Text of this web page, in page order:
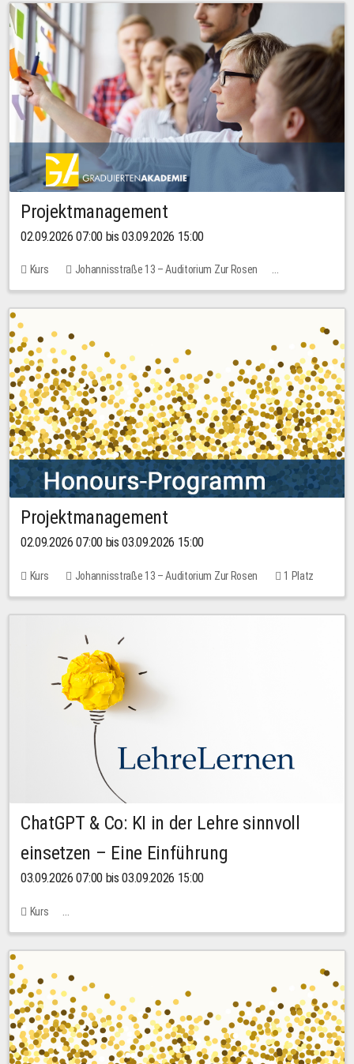
Projektmanagement
02.09.2026 07:00 bis 03.09.2026 15:00
Kurs
Johannisstraße 13 – Auditorium Zur Rosen
Keine freien Plätze
30,00 EUR
Projektmanagement
02.09.2026 07:00 bis 03.09.2026 15:00
Kurs Johannisstraße 13 – Auditorium Zur Rosen 1 Platz
ChatGPT & Co: KI in der Lehre sinnvoll
einsetzen – Eine Einführung
03.09.2026 07:00 bis 03.09.2026 15:00
Kurs
Bachstraße 18k - SR 102 (Seminarraum Servicestelle LehreLernen)